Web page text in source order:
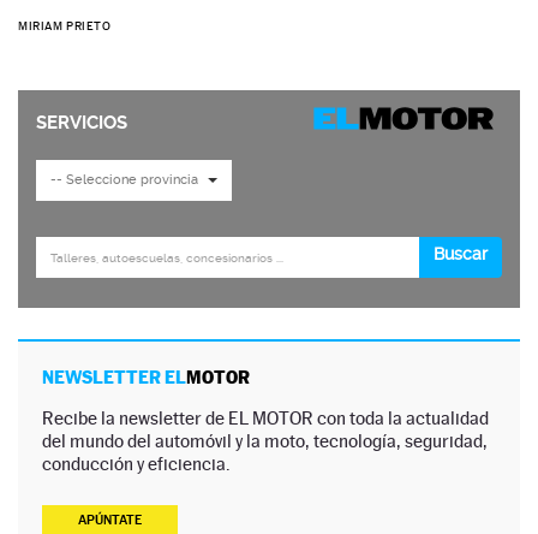
MIRIAM PRIETO
NEWSLETTER ELMOTOR
Recibe la newsletter de EL MOTOR con toda la actualidad
del mundo del automóvil y la moto, tecnología, seguridad,
conducción y eficiencia.
APÚNTATE